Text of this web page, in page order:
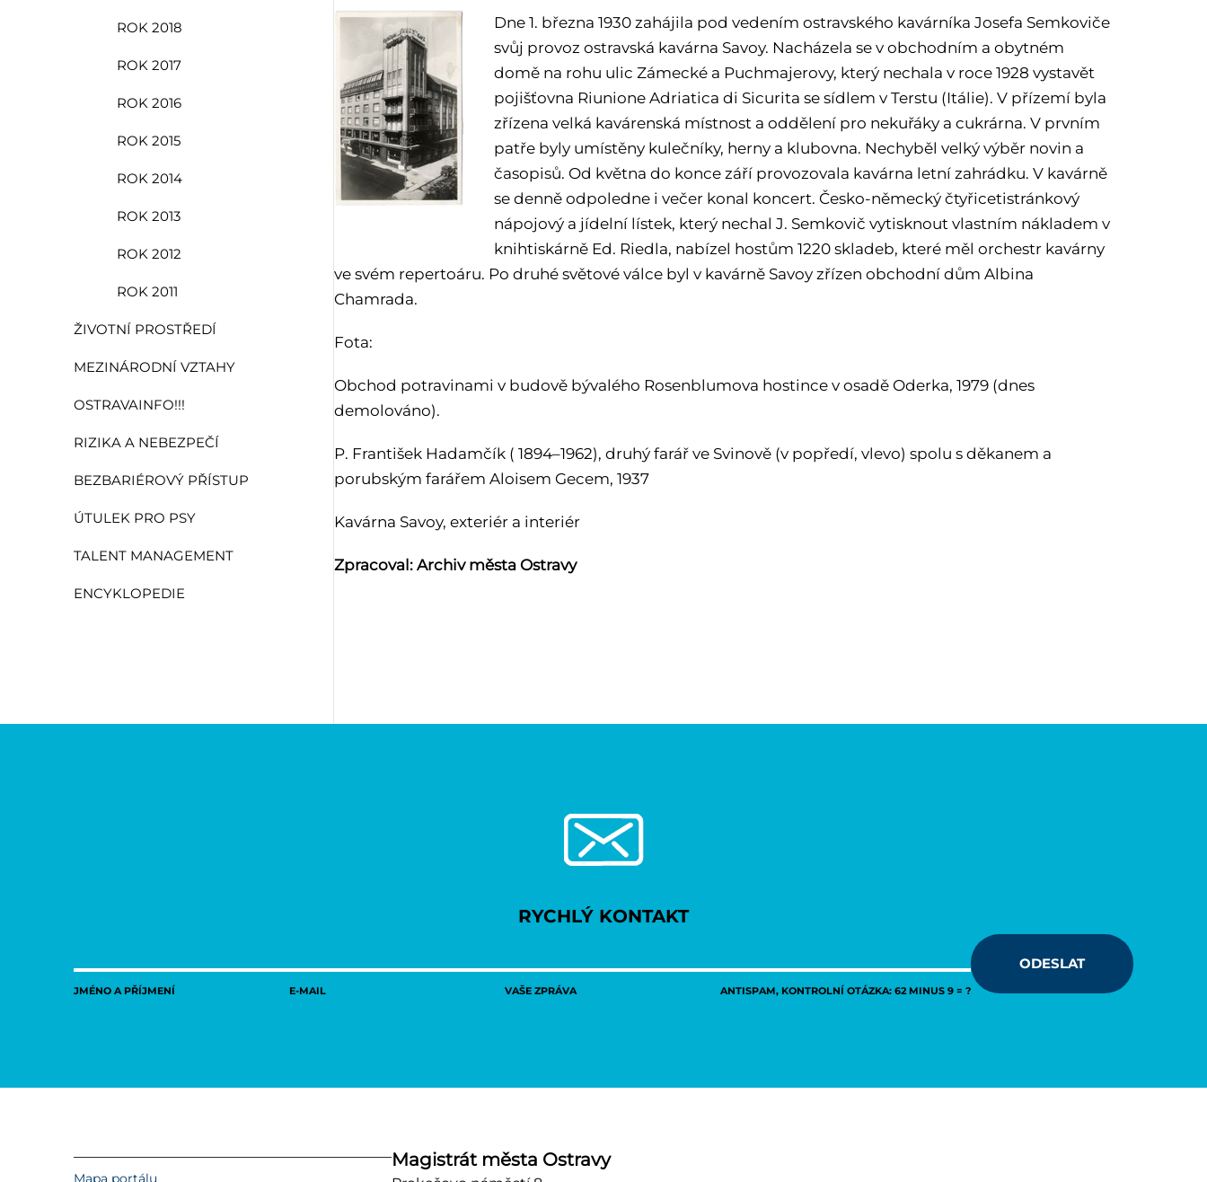
ROK 2018
ROK 2017
ROK 2016
ROK 2015
ROK 2014
ROK 2013
ROK 2012
ROK 2011
ŽIVOTNÍ PROSTŘEDÍ
MEZINÁRODNÍ VZTAHY
OSTRAVAINFO!!!
RIZIKA A NEBEZPEČÍ
BEZBARIÉROVÝ PŘÍSTUP
ÚTULEK PRO PSY
TALENT MANAGEMENT
ENCYKLOPEDIE
Dne 1. března 1930 zahájila pod vedením ostravského kavárníka Josefa Semkoviče
svůj provoz ostravská kavárna Savoy. Nacházela se v obchodním a obytném
domě na rohu ulic Zámecké a Puchmajerovy, který nechala v roce 1928 vystavět
pojišťovna Riunione Adriatica di Sicurita se sídlem v Terstu (Itálie). V přízemí byla
zřízena velká kavárenská místnost a oddělení pro nekuřáky a cukrárna. V prvním
patře byly umístěny kulečníky, herny a klubovna. Nechyběl velký výběr novin a
časopisů. Od května do konce září provozovala kavárna letní zahrádku. V kavárně
se denně odpoledne i večer konal koncert. Česko-německý čtyřicetistránkový
nápojový a jídelní lístek, který nechal J. Semkovič vytisknout vlastním nákladem v
knihtiskárně Ed. Riedla, nabízel hostům 1220 skladeb, které měl orchestr kavárny
ve svém repertoáru. Po druhé světové válce byl v kavárně Savoy zřízen obchodní dům Albina
Chamrada.
Fota:
Obchod potravinami v budově bývalého Rosenblumova hostince v osadě Oderka, 1979 (dnes
demolováno).
P. František Hadamčík ( 1894–1962), druhý farář ve Svinově (v popředí, vlevo) spolu s děkanem a
porubským farářem Aloisem Gecem, 1937
Kavárna Savoy, exteriér a interiér
Zpracoval: Archiv města Ostravy
RYCHLÝ KONTAKT
JMÉNO A PŘÍJMENÍ E-MAIL VAŠE ZPRÁVA ANTISPAM, KONTROLNÍ OTÁZKA: 62 MINUS 9 = ?
ODESLAT
Magistrát města Ostravy